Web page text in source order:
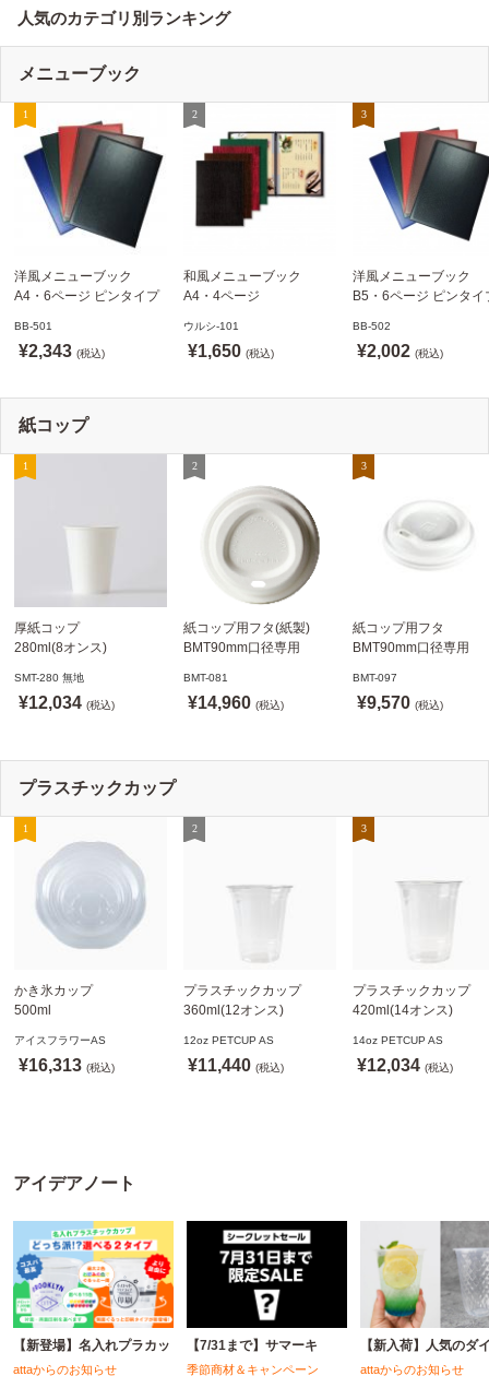
人気のカテゴリ別ランキング
メニューブック
洋風メニューブック
A4・6ページ ピンタイプ
ニュー えいむ(Aim)【当日
発送可】
BB-501
¥2,343 (税込)
和風メニューブック
A4・4ページ
ウルシ-101 シンビ
(SHIMBI)【当日発送可】
ウルシ-101
¥1,650 (税込)
洋風メニューブック
B5・6ページ ピンタイ
ニュー6P えいむ(Aim)
BB-502
¥2,002 (税込)
紙コップ
厚紙コップ
280ml(8オンス)
SMT-280 無地
※沖縄・離島 送料別途
SMT-280 無地
¥12,034 (税込)
紙コップ用フタ(紙製)
BMT90mm口径専用
ドリンキングリッド
※適合品番あり ※沖縄・
BMT-081
¥14,960 (税込)
紙コップ用フタ
BMT90mm口径専用
ノーストローフタ
※適合品番あり ※沖縄
BMT-097
¥9,570 (税込)
プラスチックカップ
かき氷カップ
500ml
※北海道・沖縄・離島 送
料別途
アイスフラワーAS
¥16,313 (税込)
プラスチックカップ
360ml(12オンス)
製)
※沖縄・離島 配送料別途
12oz PETCUP AS
¥11,440 (税込)
プラスチックカップ
420ml(14オンス)
製)
※沖縄・離島 配送料
14oz PETCUP AS
¥12,034 (税込)
アイデアノート
【新登場】名入れプラカッ
attaからのお知らせ
【7/31まで】サマーキ
季節商材＆キャンペーン
【新入荷】人気のダ
attaからのお知らせ